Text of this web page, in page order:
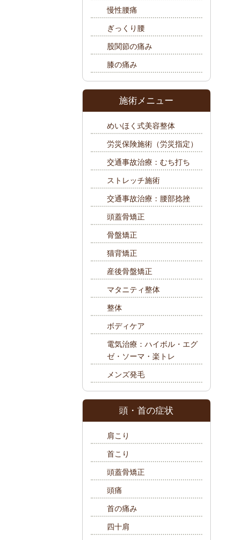
慢性腰痛
ぎっくり腰
股関節の痛み
膝の痛み
施術メニュー
めいほく式美容整体
労災保険施術（労災指定）
交通事故治療：むち打ち
ストレッチ施術
交通事故治療：腰部捻挫
頭蓋骨矯正
骨盤矯正
猫背矯正
産後骨盤矯正
マタニティ整体
整体
ボディケア
電気治療：ハイボル・エグ
ゼ・ソーマ・楽トレ
メンズ発毛
頭・首の症状
肩こり
首こり
頭蓋骨矯正
頭痛
首の痛み
四十肩